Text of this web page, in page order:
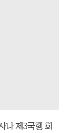
나 제3국행 희